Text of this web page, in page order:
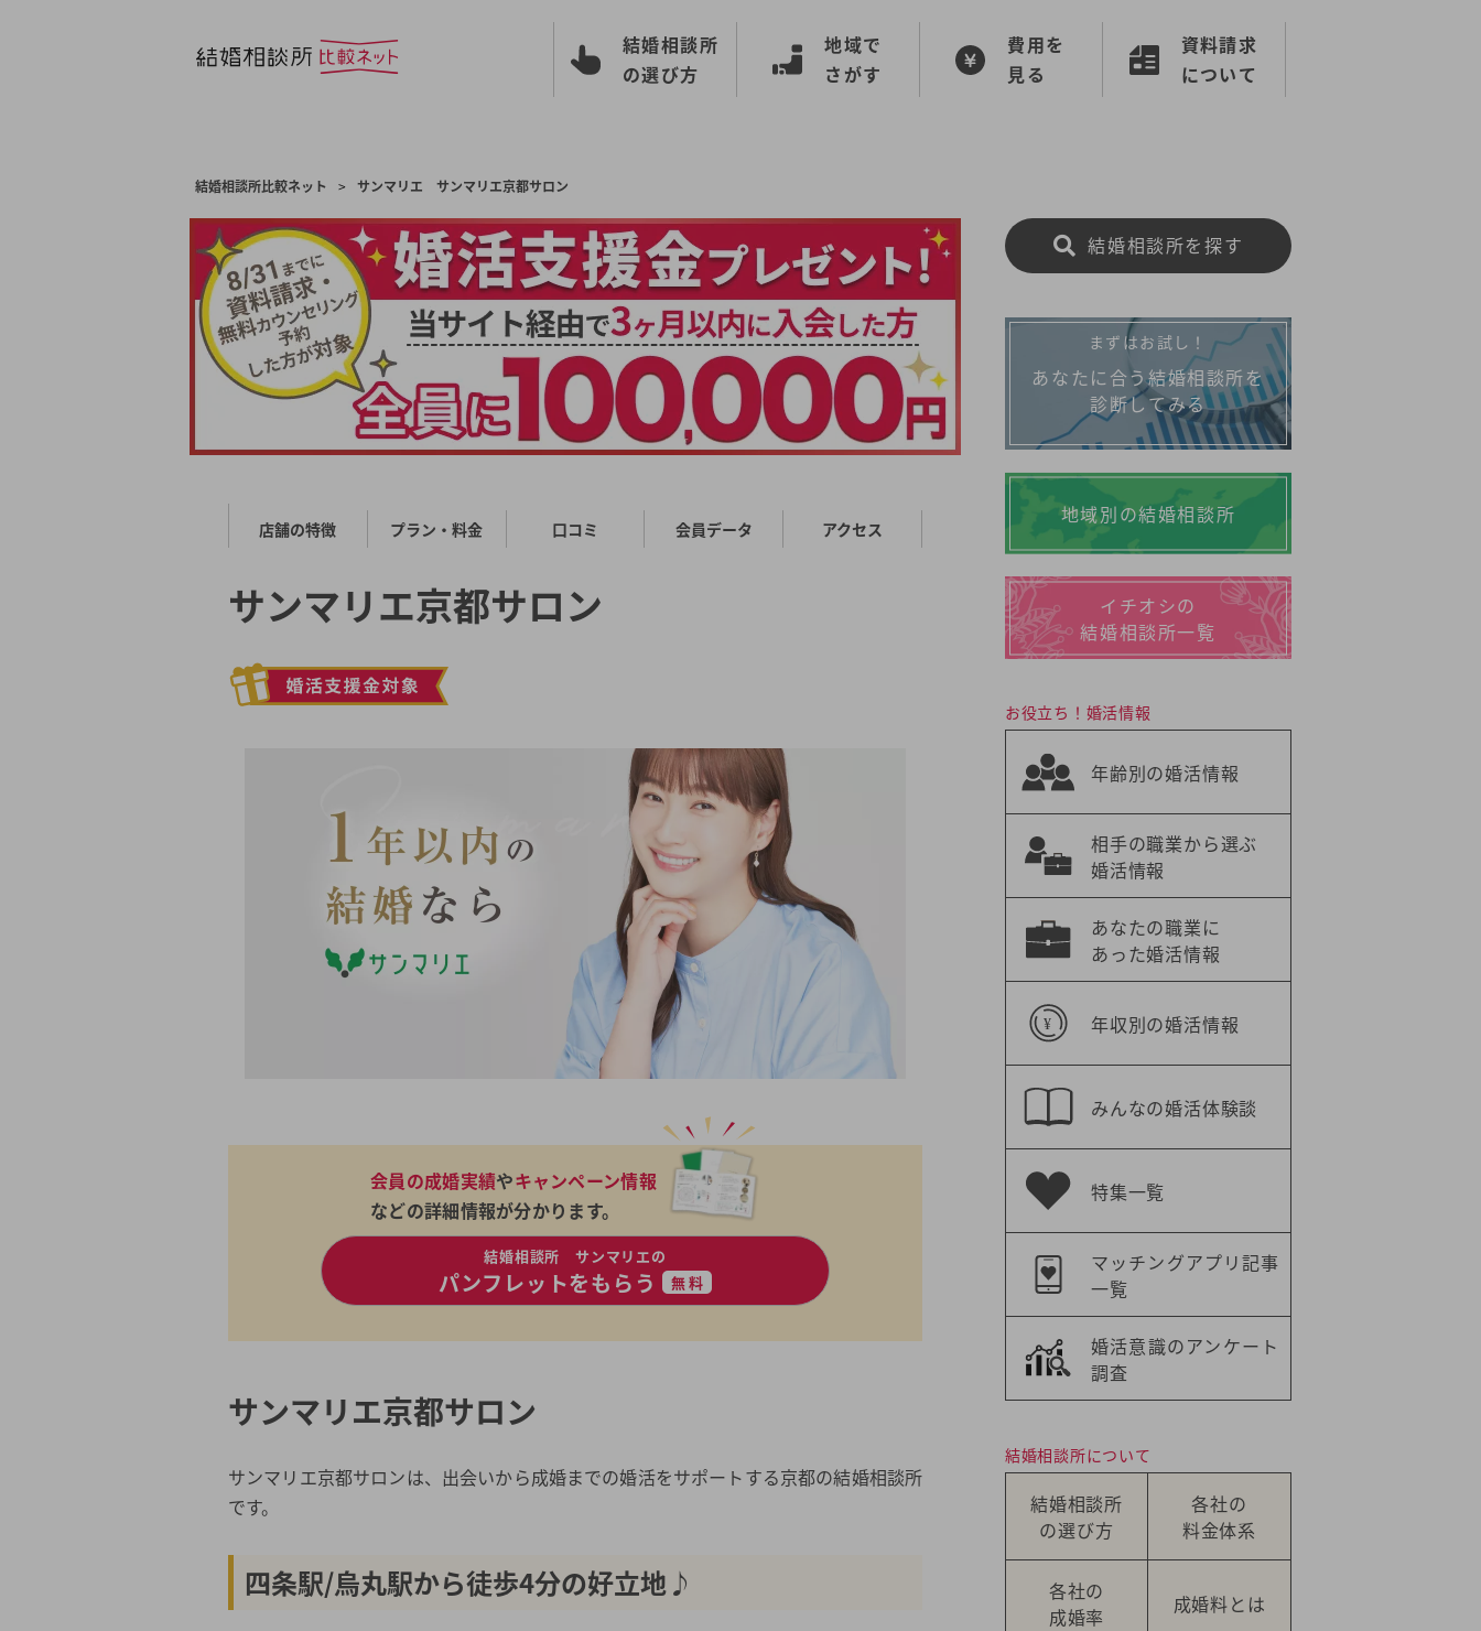
結婚相談所
の選び方
地域で
さがす
費用を
見る
資料請求
について
結婚相談所比較ネット > サンマリエ サンマリエ京都サロン
店舗の特徴 プラン・料金 口コミ 会員データ アクセス
サンマリエ京都サロン
会員の成婚実績やキャンペーン情報
などの詳細情報が分かります。
結婚相談所 サンマリエの
パンフレットをもらう 無料
サンマリエ京都サロン
サンマリエ京都サロンは、出会いから成婚までの婚活をサポートする京都の結婚相談所
です。
四条駅/烏丸駅から徒歩4分の好立地♪
結婚相談所を探す
まずはお試し！
あなたに合う結婚相談所を
診断してみる
地域別の結婚相談所
イチオシの
結婚相談所一覧
お役立ち！婚活情報
年齢別の婚活情報
相手の職業から選ぶ
婚活情報
あなたの職業に
あった婚活情報
年収別の婚活情報
みんなの婚活体験談
特集一覧
マッチングアプリ記事
一覧
婚活意識のアンケート
調査
結婚相談所について
結婚相談所
の選び方
各社の
料金体系
各社の
成婚率
成婚料とは